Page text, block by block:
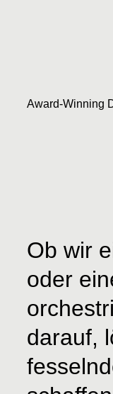
Award-Winning
Ob wir
oder
darauf,